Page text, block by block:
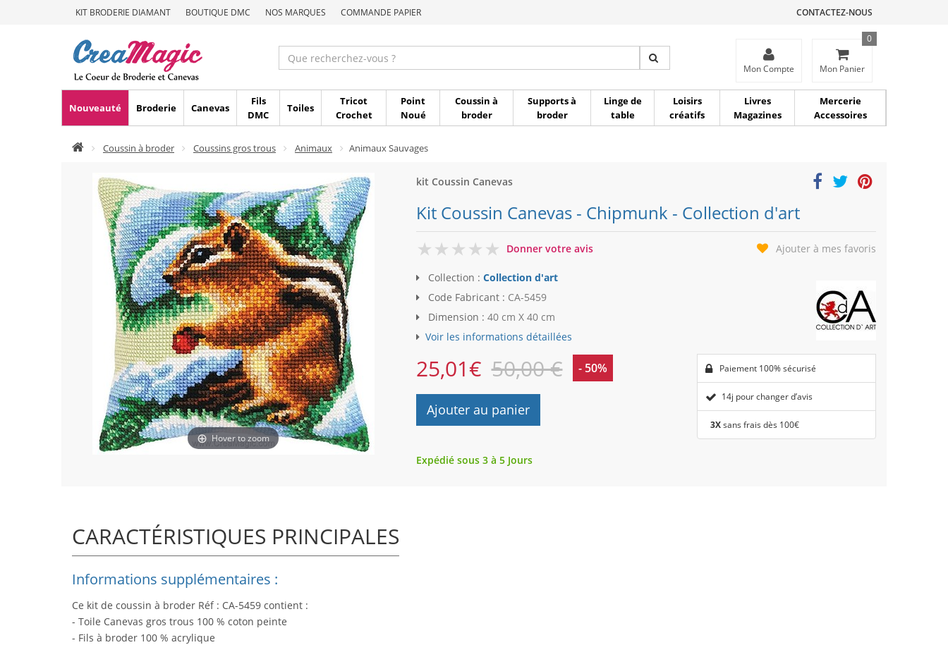
KIT BRODERIE DIAMANT BOUTIQUE DMC NOS MARQUES COMMANDE PAPIER CONTACTEZ-NOUS
Mon Compte Mon Panier
0
Nouveauté Broderie Canevas
Fils
DMC
Toiles
Tricot
Crochet
Point
Noué
Coussin à
broder
Supports à
broder
Linge de
table
Loisirs
créatifs
Livres
Magazines
Mercerie
Accessoires
Coussin à broder Coussins gros trous Animaux Animaux Sauvages
Hover to zoom
kit Coussin Canevas
Kit Coussin Canevas - Chipmunk - Collection d'art
0
Donner votre avis Ajouter à mes favoris
Collection : Collection d'art
Code Fabricant : CA-5459
Dimension : 40 cm X 40 cm
Voir les informations détaillées
25,01€ 50,00 € - 50%
Ajouter au panier
Paiement 100% sécurisé
14j pour changer d’avis
3Xsans frais dès 100€
Expédié sous 3 à 5 Jours
CARACTÉRISTIQUES PRINCIPALES
Informations supplémentaires :
Ce kit de coussin à broder Réf : CA-5459 contient :
- Toile Canevas gros trous 100 % coton peinte
- Fils à broder 100 % acrylique